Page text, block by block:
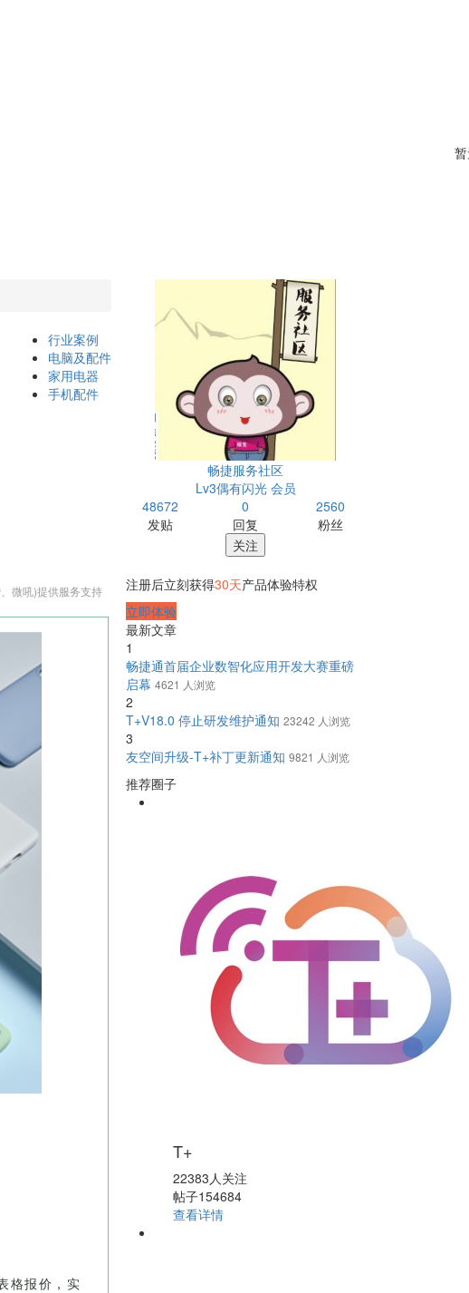
行业案例
电脑及配件
家用电器
手机配件
微吼)提供服务支持
格报价，实
畅捷服务社区
Lv3偶有闪光 会员
48672
发贴
0
回复
2560
粉丝
关注
注册后立刻获得30天产品体验特权
立即体验
最新文章
1
畅捷通首届企业数智化应用开发大赛重磅
启幕 4621 人浏览
2
T+V18.0 停止研发维护通知 23242 人浏览
3
友空间升级-T+补丁更新通知 9821 人浏览
推荐圈子
T+
22383人关注
帖子154684
查看详情